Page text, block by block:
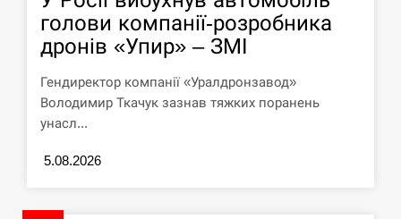
голови компанії-розробника
дронів «Упир» – ЗМІ
Гендиректор компанії «Уралдронзавод»
Володимир Ткачук зазнав тяжких поранень
унасл...
5.08.2026